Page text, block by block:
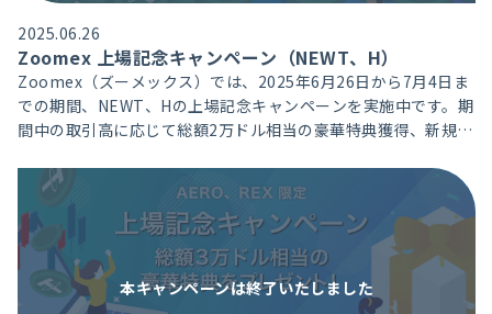
2025.06.26
Zoomex 上場記念キャンペーン（NEWT、H）
Zoomex（ズーメックス）では、2025年6月26日から7月4日ま
での期間、NEWT、Hの上場記念キャンペーンを実施中です。期
間中の取引高に応じて総額2万ドル相当の豪華特典獲得、新規ユ
ロクーポンをプレゼントいたします。
本キャンペーンは終了いたしました